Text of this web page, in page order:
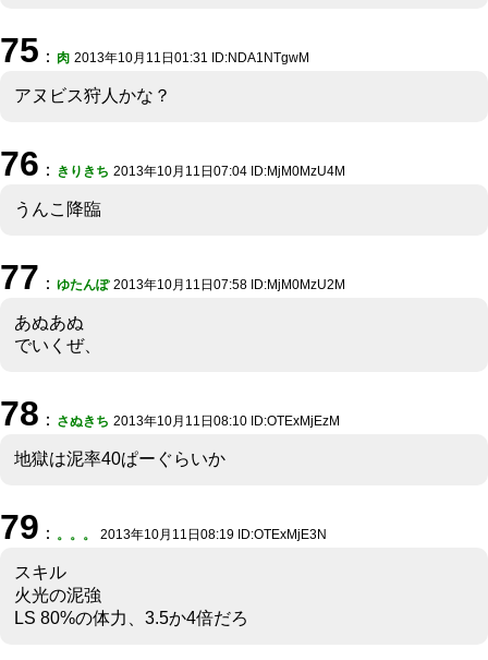
75 ： 肉 2013年10月11日01:31 ID:NDA1NTgwM
アヌビス狩人かな？
76 ： きりきち 2013年10月11日07:04 ID:MjM0MzU4M
うんこ降臨
77 ： ゆたんぽ 2013年10月11日07:58 ID:MjM0MzU2M
あぬあぬ
でいくぜ、
78 ： さぬきち 2013年10月11日08:10 ID:OTExMjEzM
地獄は泥率40ぱーぐらいか
79 ： 。。。 2013年10月11日08:19 ID:OTExMjE3N
スキル
火光の泥強
LS 80%の体力、3.5か4倍だろ